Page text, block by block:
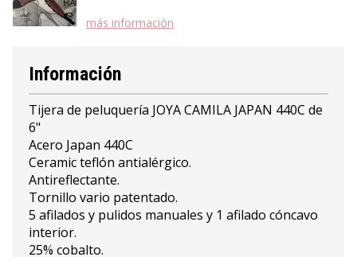
más información
Información
Tijera de peluquería JOYA CAMILA JAPAN 440C de
6"
Acero Japan 440C
Ceramic teflón antialérgico.
Antireflectante.
Tornillo vario patentado.
5 afilados y pulidos manuales y 1 afilado cóncavo
interior.
25% cobalto.